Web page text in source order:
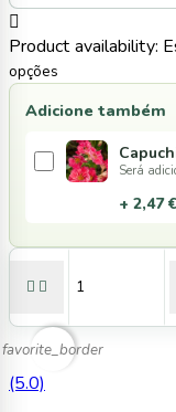

Product availability:
opções
 
favorite_border
Adicione também
Será
+ 2,47 €
(5.0)